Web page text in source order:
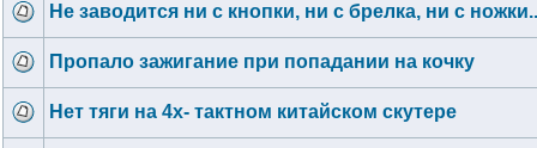
Не заводится ни c кнопки, ни с брелка, ни с
Пропало зажигание при попадании на кочку
Нет тяги на 4х- тактном китайском скутере